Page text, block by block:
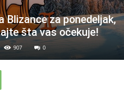
Blizance za ponedeljak,
šta vas očekuje!
907 0